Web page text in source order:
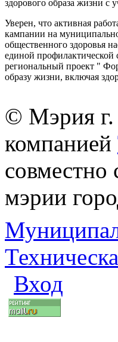
здорового образа жизни с
Уверен, что активная
кампании на
общественного здоровья
единой профилактической
региональный проект "
образу жизни, включая
© Мэрия г.
компанией
совместно
мэрии
Вход